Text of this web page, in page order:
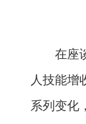
在座
人技能增
系列变化